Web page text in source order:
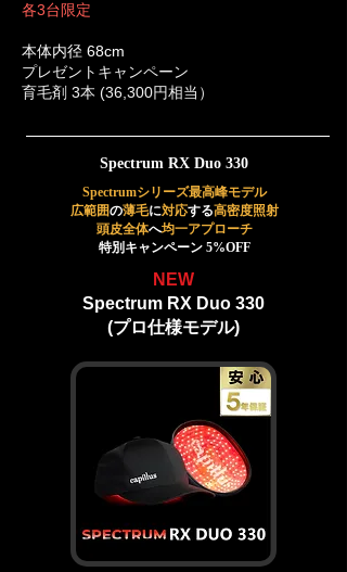
​各3台限定
本体内径 68cm
プレゼントキャンペーン
育毛剤 3本 (36,300円相当）
Spectrum RX Duo 330
Spectrumシリーズ最高峰モデル
広範囲の薄毛に対応する高密度照射
頭皮全体へ均一アプローチ
特別キャンペーン 5%OFF
NEW
Spectrum RX Duo 330
(プロ仕様モデル)